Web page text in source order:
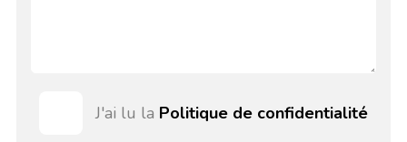
J'ai lu la Politique de confidentialité